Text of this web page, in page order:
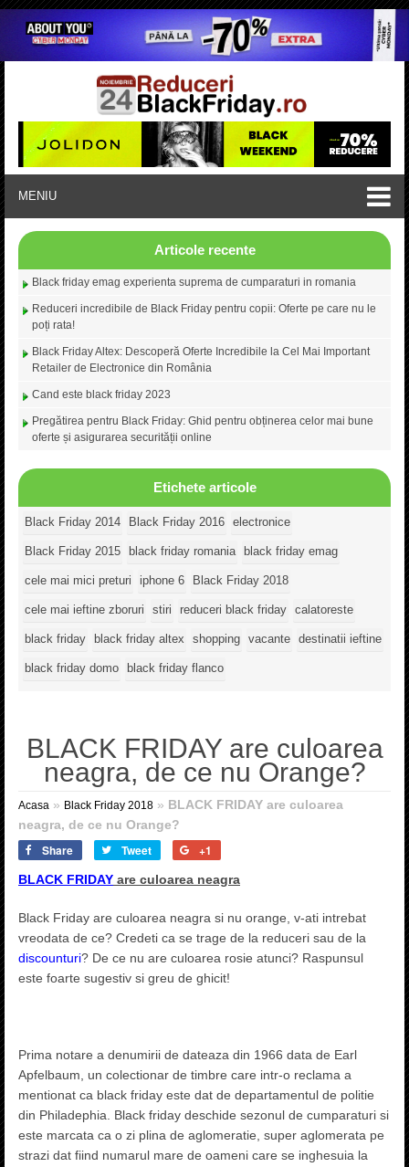
MENIU
Articole recente
Black friday emag experienta suprema de cumparaturi in romania
Reduceri incredibile de Black Friday pentru copii: Oferte pe care nu le
poți rata!
Black Friday Altex: Descoperă Oferte Incredibile la Cel Mai Important
Retailer de Electronice din România
Cand este black friday 2023
Pregătirea pentru Black Friday: Ghid pentru obținerea celor mai bune
oferte și asigurarea securității online
Etichete articole
Black Friday 2014 Black Friday 2016 electronice
Black Friday 2015 black friday romania black friday emag
cele mai mici preturi iphone 6 Black Friday 2018
cele mai ieftine zboruri stiri reduceri black friday calatoreste
black friday black friday altex shopping vacante destinatii ieftine
black friday domo black friday flanco
BLACK FRIDAY are culoarea
neagra, de ce nu Orange?
Acasa » Black Friday 2018 » BLACK FRIDAY are culoarea
neagra, de ce nu Orange?
Share Tweet +1
BLACK FRIDAY are culoarea neagra
Black Friday are culoarea neagra si nu orange, v-ati intrebat
vreodata de ce? Credeti ca se trage de la reduceri sau de la
discounturi? De ce nu are culoarea rosie atunci? Raspunsul
este foarte sugestiv si greu de ghicit!
Prima notare a denumirii de dateaza din 1966 data de Earl
Apfelbaum, un colectionar de timbre care intr-o reclama a
mentionat ca black friday este dat de departamentul de politie
din Philadephia. Black friday deschide sezonul de cumparaturi si
este marcata ca o zi plina de aglomeratie, super aglomerata pe
strazi dat fiind numarul mare de oameni care se inghesuia la